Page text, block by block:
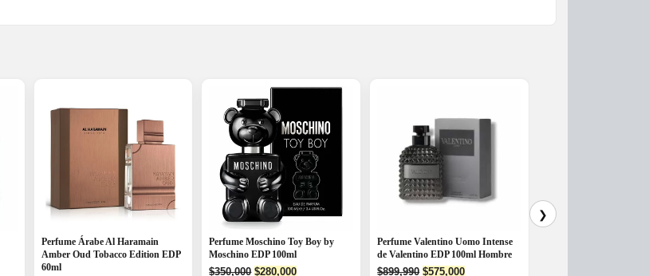
Perfume Árabe Al Haramain
Amber Oud Tobacco Edition EDP
60ml
Perfume Moschino Toy Boy by
Moschino EDP 100ml
$350,000 Original
$280,000Current
Perfume Valentino Uomo Intense
de Valentino EDP 100ml Hombre
$899,990 Original
$575,000Current
❯